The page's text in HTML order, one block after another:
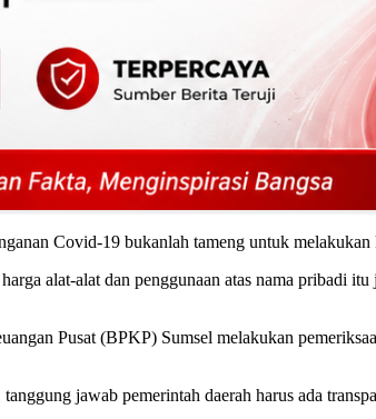
Covid-19 bukanlah tameng untuk
alat-alat dan penggunaan atas nama pribadi itu
Pusat (BPKP) Sumsel melakukan
jawab pemerintah daerah harus ada